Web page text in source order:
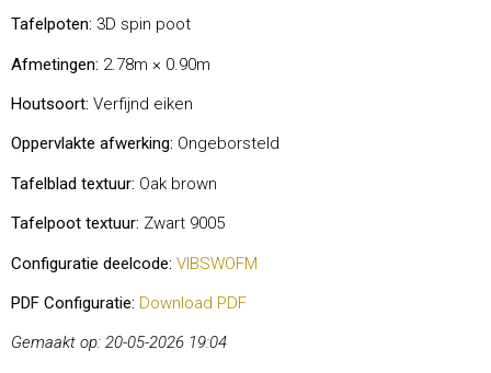
Tafelpoten: 3D spin poot
Afmetingen: 2.78m × 0.90m
Houtsoort: Verfijnd eiken
Oppervlakte afwerking: Ongeborsteld
Tafelblad textuur: Oak brown
Tafelpoot textuur: Zwart 9005
Configuratie deelcode: VIBSWOFM
PDF Configuratie: Download PDF
Gemaakt op: 20-05-2026 19:04